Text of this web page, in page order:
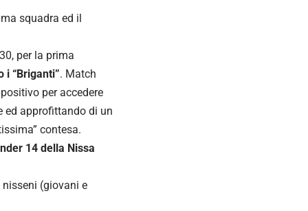
squadra ed il
per la prima
i “Briganti”. Match
per accedere
ed approfittando di un
contesa.
14 della Nissa
(giovani e